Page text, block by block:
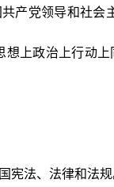
党领导和社会
想上政治上行动
法、法律和法规